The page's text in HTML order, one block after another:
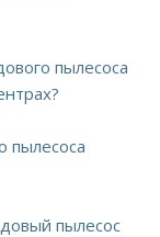
пылесоса
пылесоса
пылесос